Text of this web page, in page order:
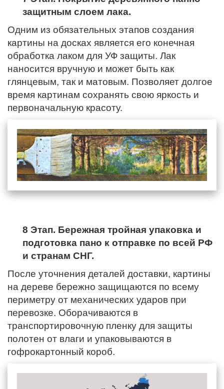
защитным слоем лака.
Одним из обязательных этапов создания
картины на досках является его конечная
обработка лаком для УФ защиты. Лак
наносится вручную и может быть как
глянцевым, так и матовым. Позволяет долгое
время картинам сохранять свою яркость и
первоначальную красоту.
8 Этап. Бережная тройная упаковка и
подготовка пано к отправке по всей РФ
и странам СНГ.
После уточнения деталей доставки, картины
на дереве бережно защищаются по всему
периметру от механических ударов при
перевозке. Оборачиваются в
транспортировочную пленку для защиты
полотен от влаги и упаковываются в
гофрокартонный короб.